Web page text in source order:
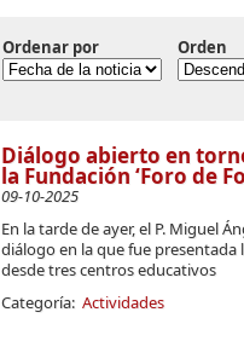
Ordenar por Orden
Diálogo abierto en
la Fundación ‘Foro de
09-10-2025
En la tarde de ayer, el P. Miguel
diálogo en la que fue presentada
desde tres centros educativos
Categoría: Actividades